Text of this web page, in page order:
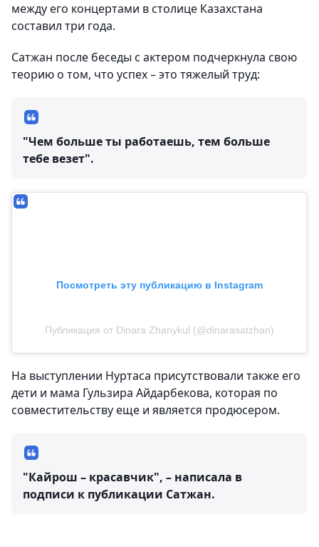
между его концертами в столице Казахстана
составил три года.
Сатжан после беседы с актером подчеркнула свою
теорию о том, что успех – это тяжелый труд:
"Чем больше ты работаешь, тем больше
тебе везет".
Посмотреть эту публикацию в Instagram
Публикация от Dinara Zhanykul (@dinarasatzhan)
На выступлении Нуртаса присутствовали также его
дети и мама Гульзира Айдарбекова, которая по
совместительству еще и является продюсером.
"Кайрош – красавчик", – написала в
подписи к публикации Сатжан.